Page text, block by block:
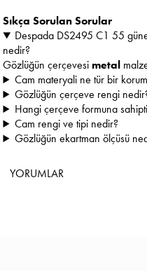
Sıkça Sorulan Sorular
Despada DS2495 C1 55
nedir?
Gözlüğün çerçevesimetal
Cam materyali ne tür bir
Gözlüğün çerçeve rengi
Hangi çerçeve formuna
Cam rengi ve tipi nedir?
Gözlüğün ekartman ölçüsü
YORUMLAR